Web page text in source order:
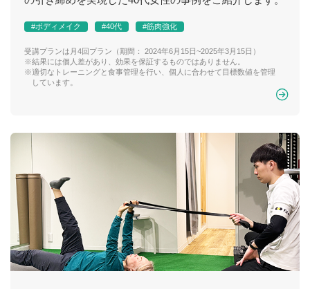
#ボディメイク #40代 #筋肉強化
受講プランは月4回プラン（期間： 2024年6月15日~2025年3月15日）
※結果には個人差があり、効果を保証するものではありません。
※適切なトレーニングと食事管理を行い、個人に合わせて目標数値を管理
しています。